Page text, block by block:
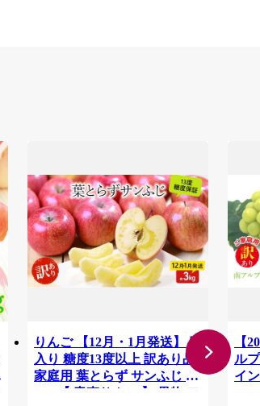
りんご 【12月・1月発送】 蜜
入り 糖度13度以上 訳あり品
家庭用 葉とらず サンふじ 約
3kg 【 青森りんご 】 果物 フ
【
ル
イ